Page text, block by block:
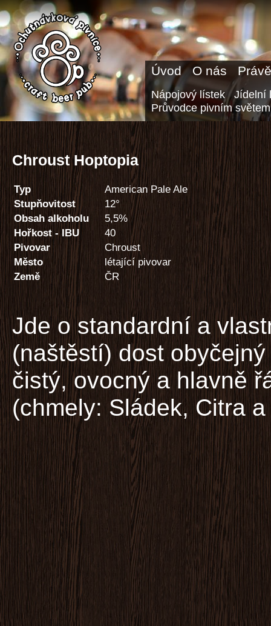
Úvod O nás
Nápojový lístek
Jídelní
Průvodce pivním světem
Chroust Hoptopia
Typ
American Pale Ale
Stupňovitost
12°
Obsah alkoholu
5,5%
Hořkost - IBU
40
Pivovar
Chroust
Město
létající pivovar
Země
ČR
Jde o standardní a
(naštěstí) dost
čistý, ovocný a hlavně
(chmely: Sládek, Citra